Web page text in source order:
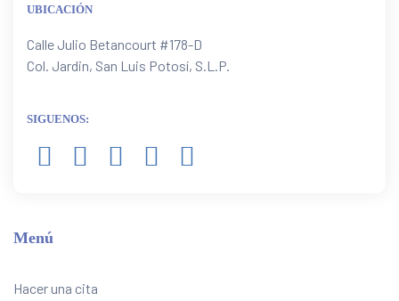
UBICACIÓN
Calle Julio Betancourt #178-D
Col. Jardin, San Luis Potosí, S.L.P.
SIGUENOS:
Menú
Hacer una cita